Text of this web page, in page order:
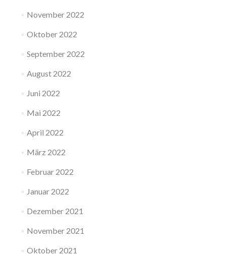
November 2022
Oktober 2022
September 2022
August 2022
Juni 2022
Mai 2022
April 2022
März 2022
Februar 2022
Januar 2022
Dezember 2021
November 2021
Oktober 2021